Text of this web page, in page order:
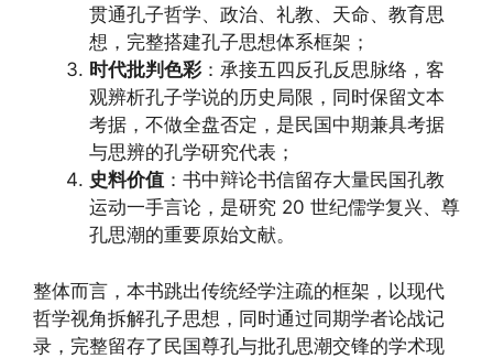
贯通孔子哲学、政治、礼教、天命、教育思
想，完整搭建孔子思想体系框架；
时代批判色彩：承接五四反孔反思脉络，客
观辨析孔子学说的历史局限，同时保留文本
考据，不做全盘否定，是民国中期兼具考据
与思辨的孔学研究代表；
史料价值 ：书中辩论书信留存大量民国孔教
运动一手言论，是研究 20 世纪儒学复兴、尊
孔思潮的重要原始文献。
整体而言，本书跳出传统经学注疏的框架，以现代
哲学视角拆解孔子思想，同时通过同期学者论战记
录，完整留存了民国尊孔与批孔思潮交锋的学术现